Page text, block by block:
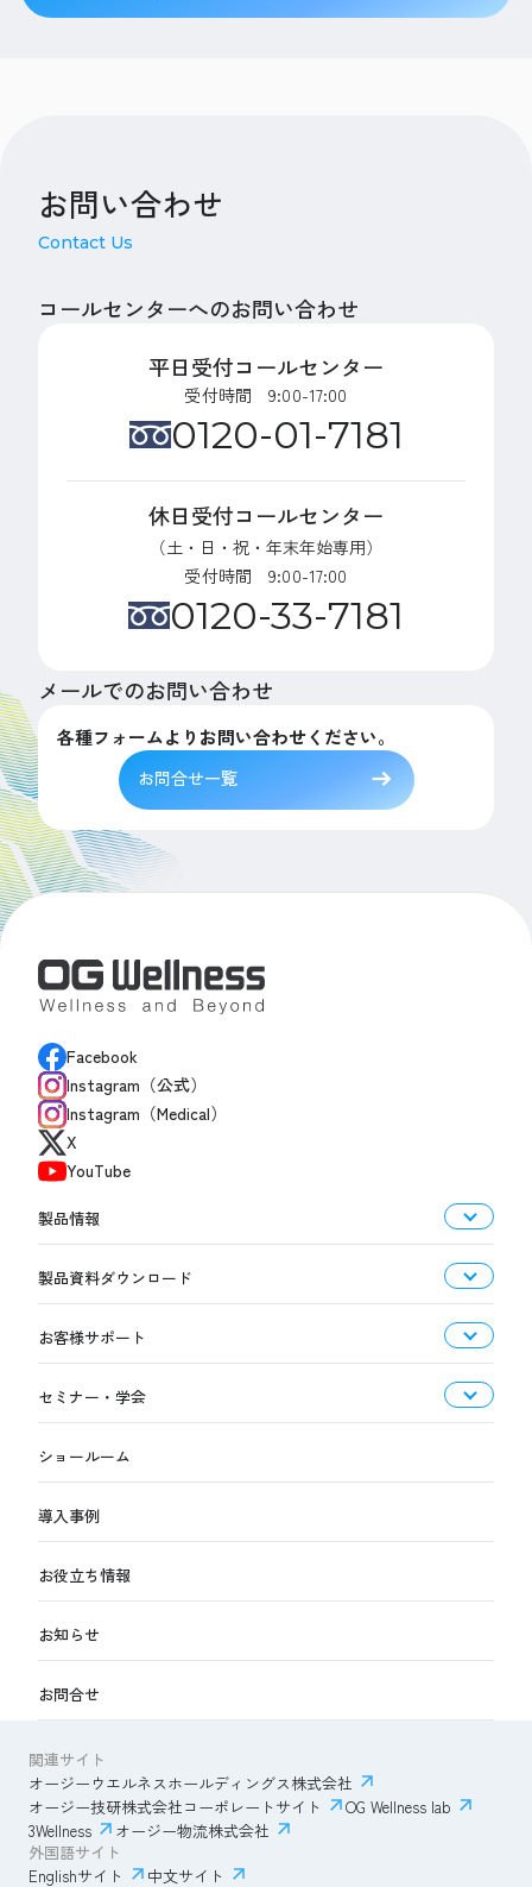
お問い合わせ
Contact Us
コールセンターへのお問い合わせ
平日受付コールセンター
受付時間 9:00-17:00
0120-01-7181
休日受付コールセンター
（土・日・祝・年末年始専用）
受付時間 9:00-17:00
0120-33-7181
メールでのお問い合わせ
各種フォームよりお問い合わせください。
お問合せ一覧
Facebook
Instagram（公式）
Instagram（Medical）
X
YouTube
製品情報
製品資料ダウンロード
お客様サポート
セミナー・学会
ショールーム
導入事例
お役立ち情報
お知らせ
お問合せ
関連サイト
オージーウエルネスホールディングス株式会社
オージー技研株式会社コーポレートサイト
OG Wellness lab
3Wellness
オージー物流株式会社
外国語サイト
Englishサイト
中文サイト